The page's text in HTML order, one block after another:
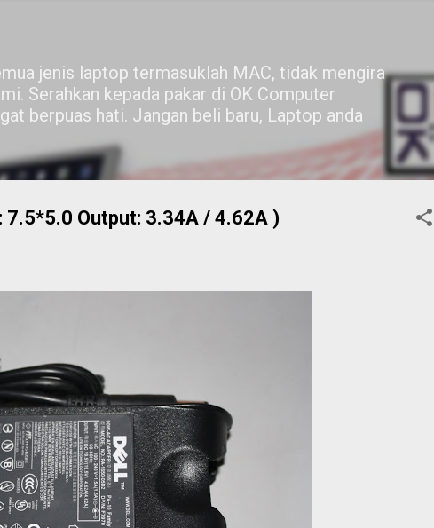
jenis laptop termasuklah MAC, tidak mengira
Serahkan kepada pakar di OK Computer
berpuas hati. Jangan beli baru, Laptop anda
7.5*5.0 Output: 3.34A / 4.62A )